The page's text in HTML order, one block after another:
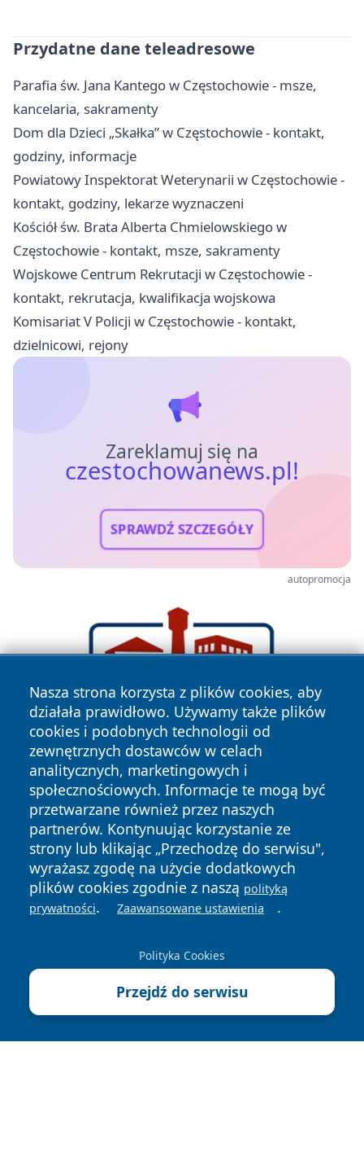
Przydatne dane teleadresowe
Parafia św. Jana Kantego w Częstochowie - msze,
kancelaria, sakramenty
Dom dla Dzieci „Skałka” w Częstochowie - kontakt,
godziny, informacje
Powiatowy Inspektorat Weterynarii w Częstochowie -
kontakt, godziny, lekarze wyznaczeni
Kościół św. Brata Alberta Chmielowskiego w
Częstochowie - kontakt, msze, sakramenty
Wojskowe Centrum Rekrutacji w Częstochowie -
kontakt, rekrutacja, kwalifikacja wojskowa
Komisariat V Policji w Częstochowie - kontakt,
dzielnicowi, rejony
Zareklamuj się na
czestochowanews.pl!
SPRAWDŹ SZCZEGÓŁY
autopromocja
Nasza strona korzysta z plików cookies, aby
działała prawidłowo. Używamy także plików
cookies i podobnych technologii od
zewnętrznych dostawców w celach
analitycznych, marketingowych i
społecznościowych. Informacje te mogą być
przetwarzane również przez naszych
partnerów. Kontynuując korzystanie ze
strony lub klikając „Przechodzę do serwisu",
wyrażasz zgodę na użycie dodatkowych
plików cookies zgodnie z naszą polityką
prywatności. Zaawansowane ustawienia .
Polityka Cookies
Przejdź do serwisu
Copyright © 2026 czestochowanews.pl Wszystkie prawa
zastrzeżone.
News
Polityka
Prywatności
Polityka